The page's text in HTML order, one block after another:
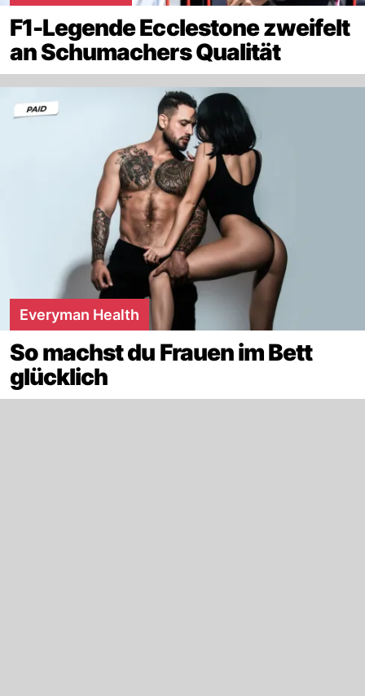
F1-Legende Ecclestone zweifelt
an Schumachers Qualität
Everyman Health
So machst du Frauen im Bett
glücklich